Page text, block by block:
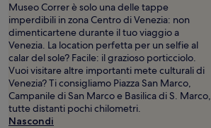
Museo Correr è solo una delle tappe
imperdibili in zona Centro di Venezia: non
dimenticartene durante il tuo viaggio a
Venezia. La location perfetta per un selfie al
calar del sole? Facile: il grazioso porticciolo.
Vuoi visitare altre importanti mete culturali di
Venezia? Ti consigliamo Piazza San Marco,
Campanile di San Marco e Basilica di S. Marco,
tutte distanti pochi chilometri.
Nascondi